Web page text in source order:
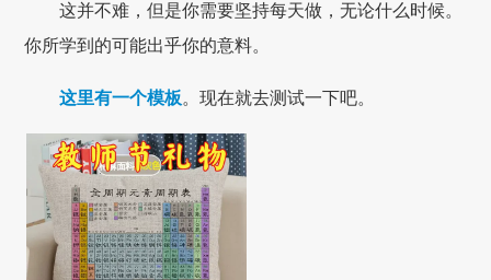
这并不难，但是你需要坚持每天做，无论什么时候。
你所学到的可能出乎你的意料。
这里有一个模板。现在就去测试一下吧。